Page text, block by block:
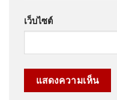
เว็บไซต์